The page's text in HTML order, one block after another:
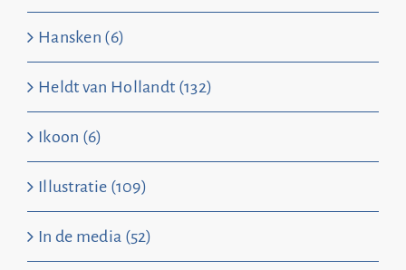
Hansken (6)
Heldt van Hollandt (132)
Ikoon (6)
Illustratie (109)
In de media (52)